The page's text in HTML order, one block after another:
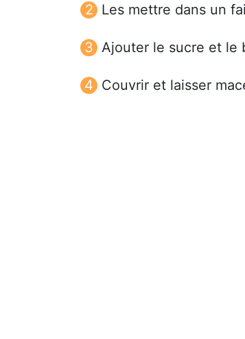
Les mettre dans un
Ajouter le sucre et le
Couvrir et laisser